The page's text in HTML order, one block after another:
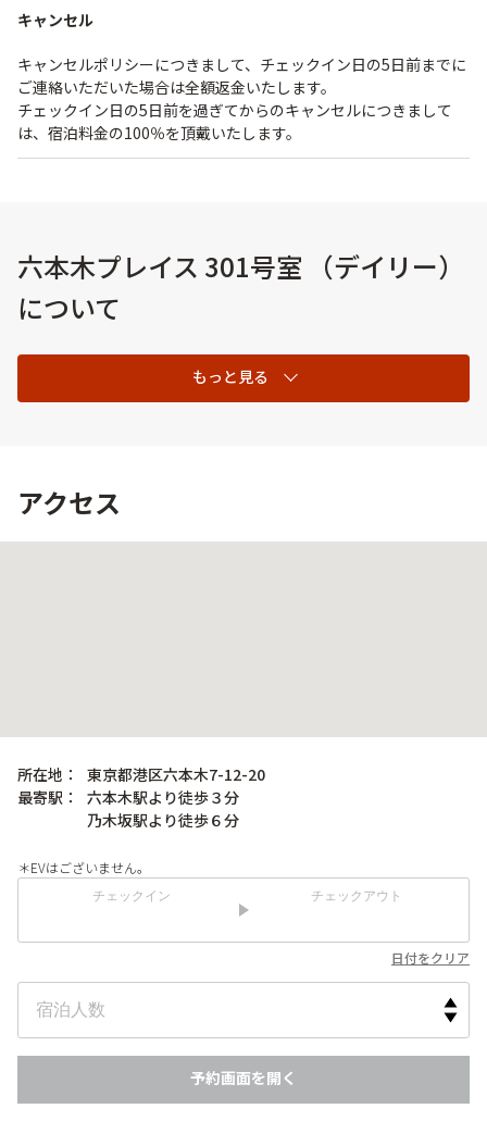
キャンセル
キャンセルポリシーにつきまして、チェックイン日の5日前までに
ご連絡いただいた場合は全額返金いたします。
チェックイン日の5日前を過ぎてからのキャンセルにつきまして
は、宿泊料金の100％を頂戴いたします。
六本木プレイス 301号室 （デイリー）
について
もっと見る
アクセス
所在地：
東京都港区六本木7-12-20
最寄駅：
六本木駅より徒歩３分
乃木坂駅より徒歩６分
＊EVはございません。
チェックイン チェックアウト
日付をクリア
予約画面を開く